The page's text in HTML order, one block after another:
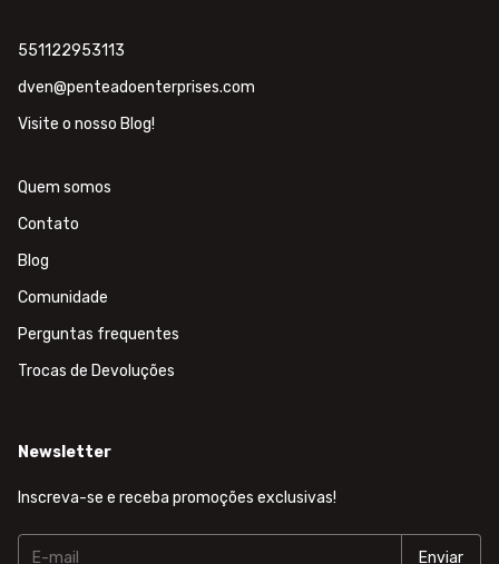
551122953113
dven@penteadoenterprises.com
Visite o nosso Blog!
Quem somos
Contato
Blog
Comunidade
Perguntas frequentes
Trocas de Devoluções
Newsletter
Inscreva-se e receba promoções exclusivas!